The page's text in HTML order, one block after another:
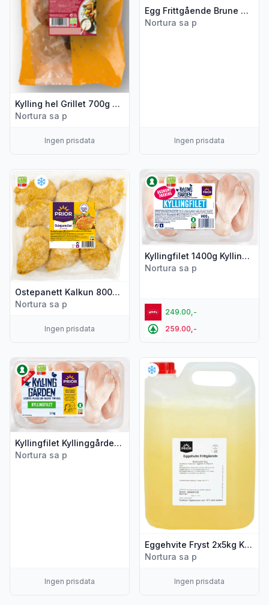
Kylling hel Grillet 700g Prior
Nortura sa p
Ingen prisdata
Egg Frittgående Brune m/L/XL 6stk Prior
Nortura sa p
Ingen prisdata
Ostepanett Kalkun 800g Prior
Nortura sa p
Ingen prisdata
Vis flere detaljer for produktet "Ostepanett Kalkun 800g
Kyllingfilet 1400g Kyllinggården
Nortura sa p
249.00,-
259.00,-
Vis flere detaljer for
Kyllingfilet Kyllinggården 1,1kg Prior
Nortura sa p
Ingen prisdata
Vis flere detaljer for produktet "Kyllingfilet Kyllinggården
Eggehvite Fryst 2x5kg Kanne Prior
Nortura sa p
Ingen prisdata
Vis flere detaljer for